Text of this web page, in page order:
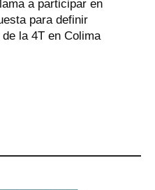
a participar en
para definir
la 4T en Colima